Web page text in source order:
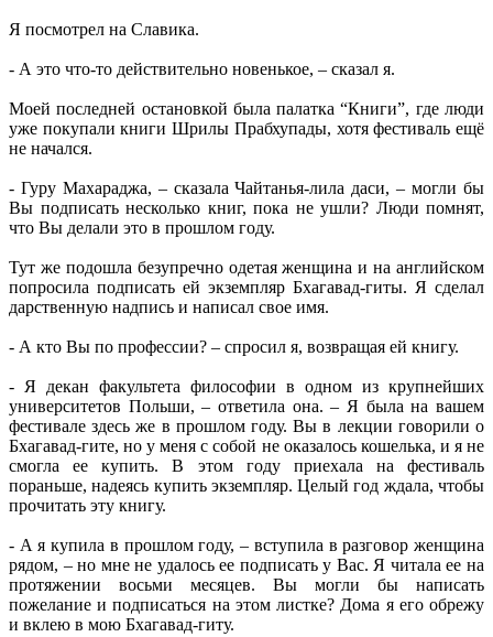
Я посмотрел на Славика.
- А это что-то действительно новенькое, – сказал я.
Моей последней остановкой была палатка “Книги”, где люди
уже покупали книги Шрилы Прабхупады, хотя фестиваль ещё
не начался.
- Гуру Махараджа, – сказала Чайтанья-лила даси, – могли бы
Вы подписать несколько книг, пока не ушли? Люди помнят,
что Вы делали это в прошлом году.
Тут же подошла безупречно одетая женщина и на английском
попросила подписать ей экземпляр Бхагавад-гиты. Я сделал
дарственную надпись и написал свое имя.
- А кто Вы по профессии? – спросил я, возвращая ей книгу.
- Я декан факультета философии в одном из крупнейших
университетов Польши, – ответила она. – Я была на вашем
фестивале здесь же в прошлом году. Вы в лекции говорили о
Бхагавад-гите, но у меня с собой не оказалось кошелька, и я не
смогла ее купить. В этом году приехала на фестиваль
пораньше, надеясь купить экземпляр. Целый год ждала, чтобы
прочитать эту книгу.
- А я купила в прошлом году, – вступила в разговор женщина
рядом, – но мне не удалось ее подписать у Вас. Я читала ее на
протяжении восьми месяцев. Вы могли бы написать
пожелание и подписаться на этом листке? Дома я его обрежу
и вклею в мою Бхагавад-гиту.